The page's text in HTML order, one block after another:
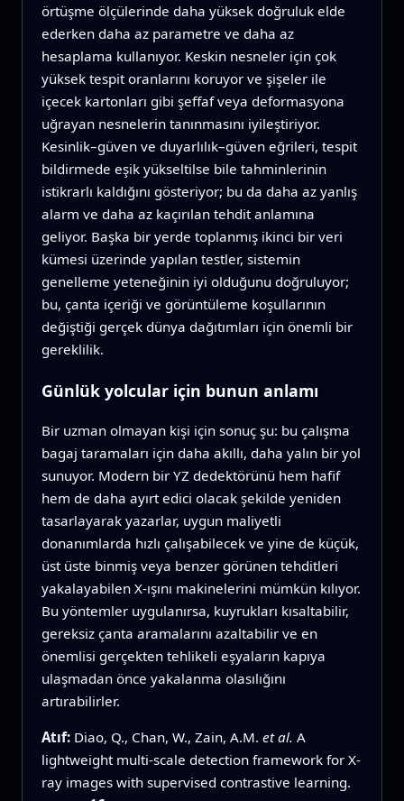
örtüşme ölçülerinde daha yüksek doğruluk elde
ederken daha az parametre ve daha az
hesaplama kullanıyor. Keskin nesneler için çok
yüksek tespit oranlarını koruyor ve şişeler ile
içecek kartonları gibi şeffaf veya deformasyona
uğrayan nesnelerin tanınmasını iyileştiriyor.
Kesinlik–güven ve duyarlılık–güven eğrileri, tespit
bildirmede eşik yükseltilse bile tahminlerinin
istikrarlı kaldığını gösteriyor; bu da daha az yanlış
alarm ve daha az kaçırılan tehdit anlamına
geliyor. Başka bir yerde toplanmış ikinci bir veri
kümesi üzerinde yapılan testler, sistemin
genelleme yeteneğinin iyi olduğunu doğruluyor;
bu, çanta içeriği ve görüntüleme koşullarının
değiştiği gerçek dünya dağıtımları için önemli bir
gereklilik.
Günlük yolcular için bunun anlamı
Bir uzman olmayan kişi için sonuç şu: bu çalışma
bagaj taramaları için daha akıllı, daha yalın bir yol
sunuyor. Modern bir YZ dedektörünü hem hafif
hem de daha ayırt edici olacak şekilde yeniden
tasarlayarak yazarlar, uygun maliyetli
donanımlarda hızlı çalışabilecek ve yine de küçük,
üst üste binmiş veya benzer görünen tehditleri
yakalayabilen X-ışını makinelerini mümkün kılıyor.
Bu yöntemler uygulanırsa, kuyrukları kısaltabilir,
gereksiz çanta aramalarını azaltabilir ve en
önemlisi gerçekten tehlikeli eşyaların kapıya
ulaşmadan önce yakalanma olasılığını
artırabilirler.
Atıf: Diao, Q., Chan, W., Zain, A.M. et al. A
lightweight multi-scale detection framework for X-
ray images with supervised contrastive learning.